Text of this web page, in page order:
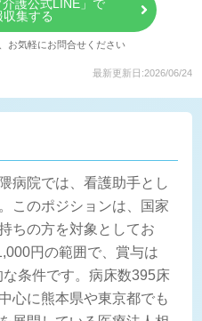
介護公式LINE」で
収集する
お気軽にお問合せください
最新更新日:2026/06/24
病院では、看護助手とし
このポジションは、国家
ちの方を対象としてお
円の範囲で、賞与は
条件です。病床数395床
心に熊本県や東京都でも